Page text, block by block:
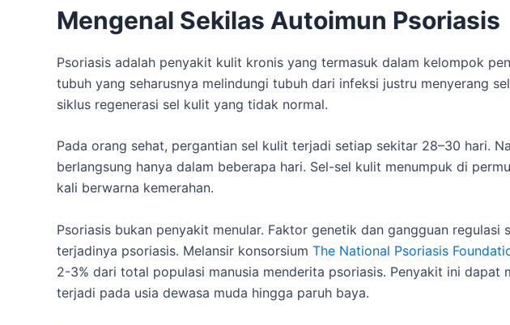
Mengenal Sekilas Autoimun Psoriasis
Psoriasis adalah penyakit kulit kronis yang termasuk dalam kelompok
tubuh yang seharusnya melindungi tubuh dari infeksi justru menyerang
siklus regenerasi sel kulit yang tidak normal.
Pada orang sehat, pergantian sel kulit terjadi setiap sekitar 28–30 hari.
berlangsung hanya dalam beberapa hari. Sel-sel kulit menumpuk di
kali berwarna kemerahan.
Psoriasis bukan penyakit menular. Faktor genetik dan gangguan regulasi
terjadinya psoriasis. Melansir konsorsium The National Psoriasis
2-3% dari total populasi manusia menderita psoriasis. Penyakit ini dapat
terjadi pada usia dewasa muda hingga paruh baya.